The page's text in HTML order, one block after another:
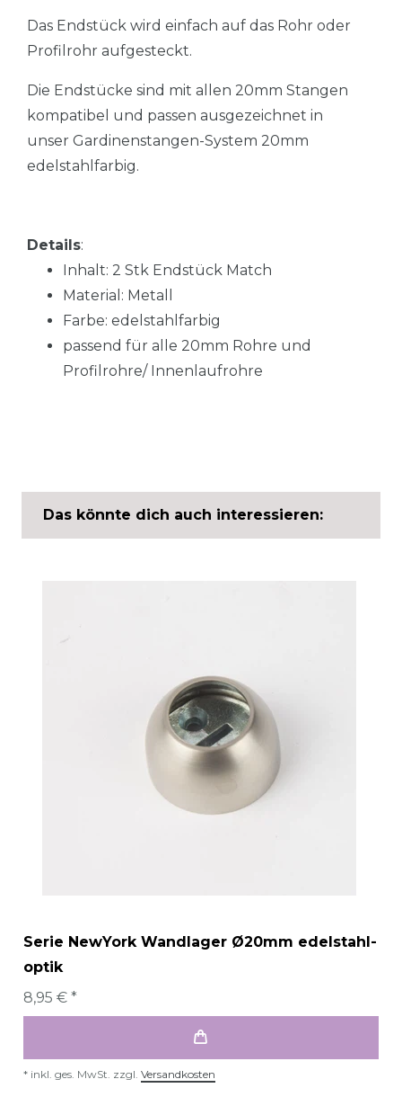
Das Endstück wird einfach auf das Rohr oder
Profilrohr aufgesteckt.
Die Endstücke sind mit allen 20mm Stangen
kompatibel und passen ausgezeichnet in
unser Gardinenstangen-System 20mm
edelstahlfarbig.
Details:
Inhalt: 2 Stk Endstück Match
Material: Metall
Farbe: edelstahlfarbig
passend für alle 20mm Rohre und
Profilrohre/ Innenlaufrohre
Das könnte dich auch interessieren:
Serie NewYork Wandlager Ø20mm edelstahl-
optik
8,95 € *
* inkl. ges. MwSt. zzgl. Versandkosten